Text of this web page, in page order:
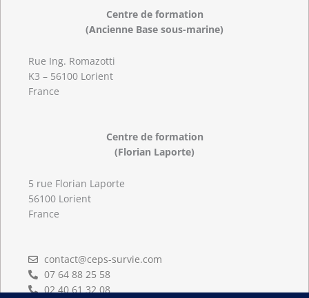
Centre de formation
(Ancienne Base sous-marine)
Rue Ing. Romazotti
K3 – 56100 Lorient
France
Centre de formation
(Florian Laporte)
5 rue Florian Laporte
56100 Lorient
France
contact@ceps-survie.com
07 64 88 25 58
02 40 61 32 08